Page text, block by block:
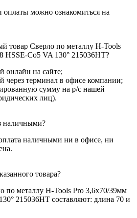
оплаты можно ознакомиться на
товар Сверло по металлу H-Tools
HSSE-Co5 VA 130° 215036HT?
онлайн на сайте;
через терминал в офисе компании;
сумму на р/с нашей
лиц).
наличными?
наличными ни в офисе, ни
товара?
по металлу H-Tools Pro 3,6x70/39мм
215036HT составляют: длина 70 и